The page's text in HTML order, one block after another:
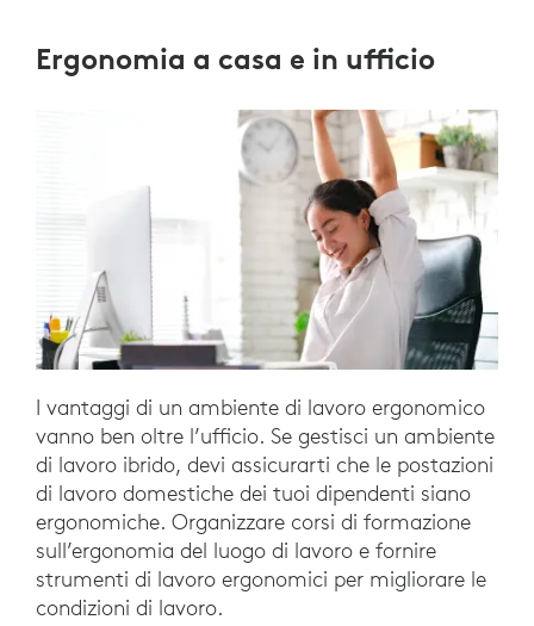
Ergonomia a casa e in ufficio
I vantaggi di un ambiente di lavoro ergonomico
vanno ben oltre l’ufficio. Se gestisci un ambiente
di lavoro ibrido, devi assicurarti che le postazioni
di lavoro domestiche dei tuoi dipendenti siano
ergonomiche. Organizzare corsi di formazione
sull’ergonomia del luogo di lavoro e fornire
strumenti di lavoro ergonomici per migliorare le
condizioni di lavoro.